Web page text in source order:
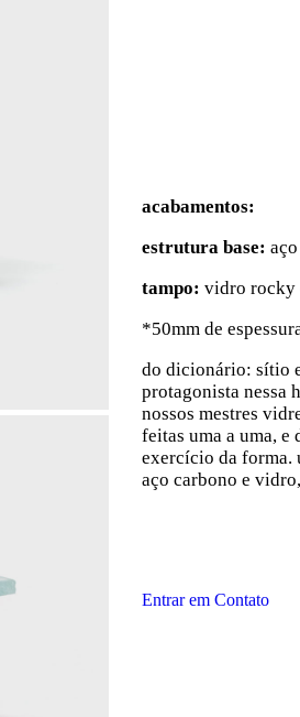
acabamentos:
estrutura base:
tampo: vidro rocky
*50mm de
do dicionário: sítio
protagonista nessa
nossos mestres
feitas uma a uma, e
exercício da forma.
aço carbono e
Entrar em Contato